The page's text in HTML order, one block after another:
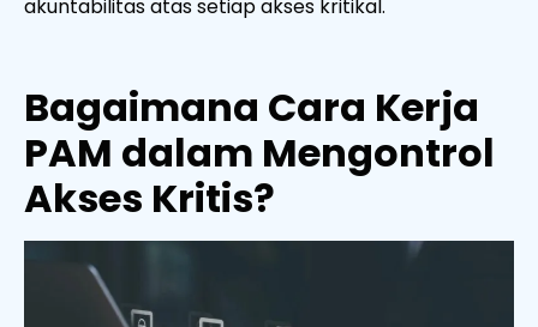
akuntabilitas atas setiap akses kritikal.
Bagaimana Cara Kerja
PAM dalam Mengontrol
Akses Kritis?